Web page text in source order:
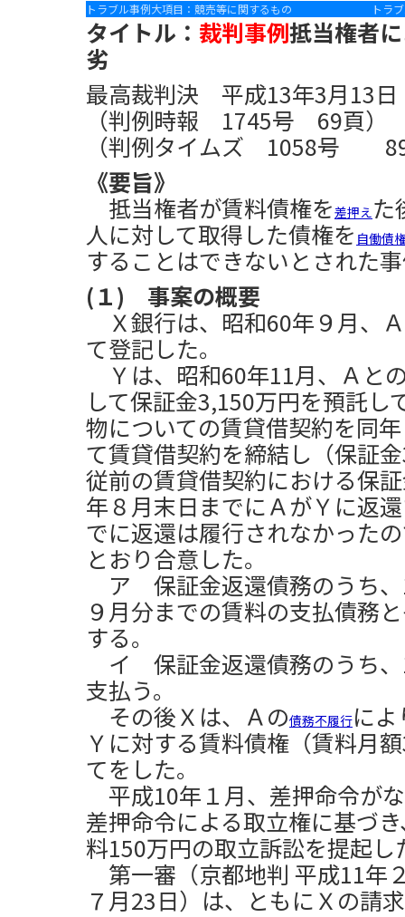
トラブル事例大項目：競売等に関するもの トラ
タイトル： 裁判事例抵当権者
劣
最高裁判決 平成13年3月13日
（判例時報 1745号 69頁）
（判例タイムズ 1058号
《要旨》
抵当権者が賃料債権を差押えた
人に対して取得した債権を 自働債
することはできないとされた
(１) 事案の概要
Ｘ銀行は、昭和60年９月、
て登記した。
Ｙは、昭和60年11月、Ａと
して保証金3,150万円を預託
物についての賃貸借契約を同
て賃貸借契約を締結し（保証
従前の賃貸借契約における保
年８月末日までにＡがＹに返
でに返還は履行されなかった
とおり合意した。
ア 保証金返還債務のうち、
９月分までの賃料の支払債務
する。
イ 保証金返還債務のうち、
支払う。
その後Ｘは、Ａの債務不履行に
Ｙに対する賃料債権（賃料月
てをした。
平成10年１月、差押命令が
差押命令による取立権に基づ
料150万円の取立訴訟を提起し
第一審（京都地判 平成11年
７月23日）は、ともにＸの請